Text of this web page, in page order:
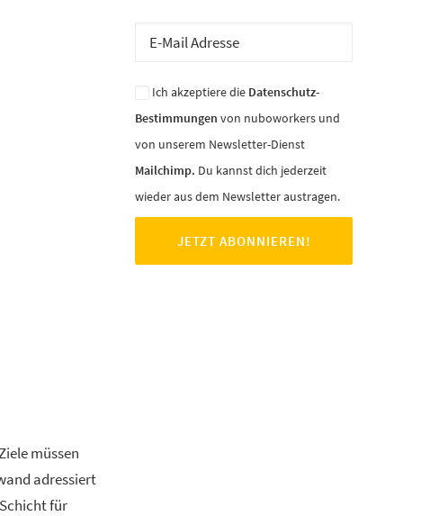
müssen
adressiert
für
Ich akzeptiere die Datenschutz-
Bestimmungen von nuboworkers und
von unserem Newsletter-Dienst
Mailchimp. Du kannst dich jederzeit
wieder aus dem Newsletter austragen.